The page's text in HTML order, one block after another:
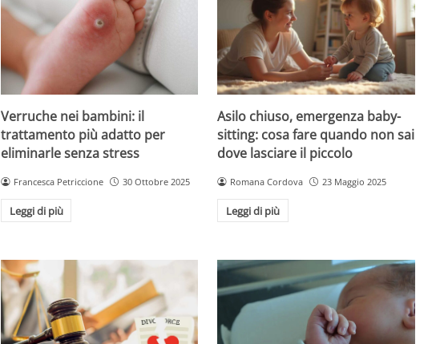
Verruche nei bambini: il
trattamento più adatto per
eliminarle senza stress
Francesca Petriccione 30 Ottobre 2025
Leggi di più
Asilo chiuso, emergenza baby-
sitting: cosa fare quando non sai
dove lasciare il piccolo
Romana Cordova 23 Maggio 2025
Leggi di più